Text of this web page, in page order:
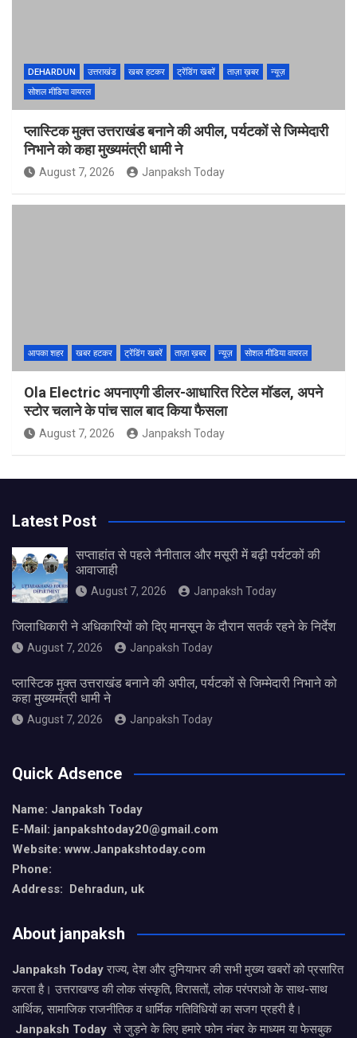
DEHARDUN उत्तराखंड खबर हटकर ट्रेंडिंग खबरें ताज़ा ख़बर
न्यूज़
सोशल मीडिया वायरल
प्लास्टिक मुक्त उत्तराखंड बनाने की अपील, पर्यटकों से जिम्मेदारी
निभाने को कहा मुख्यमंत्री धामी ने
August 7, 2026 Janpaksh Today
आपका शहर खबर हटकर ट्रेंडिंग खबरें ताज़ा ख़बर न्यूज़ सोशल मीडिया वायरल
Ola Electric अपनाएगी डीलर-आधारित रिटेल मॉडल, अपने
स्टोर चलाने के पांच साल बाद किया फैसला
August 7, 2026 Janpaksh Today
Latest Post
सप्ताहांत से पहले नैनीताल और मसूरी में बढ़ी पर्यटकों की
आवाजाही
August 7, 2026 Janpaksh Today
जिलाधिकारी ने अधिकारियों को दिए मानसून के दौरान सतर्क रहने के निर्देश
August 7, 2026 Janpaksh Today
प्लास्टिक मुक्त उत्तराखंड बनाने की अपील, पर्यटकों से जिम्मेदारी निभाने को
कहा मुख्यमंत्री धामी ने
August 7, 2026 Janpaksh Today
Quick Adsence
Name: Janpaksh Today
E-Mail: janpakshtoday20@gmail.com
Website: www.Janpakshtoday.com
Phone:
Address: Dehradun, uk
About janpaksh
Janpaksh Todayराज्य, देश और दुनियाभर की सभी मुख्य खबरों को प्रसारित
करता है। उत्तराखण्ड की लोक संस्कृति, विरासतों, लोक परंपराओ के साथ-साथ
आर्थिक, सामाजिक राजनीतिक व धार्मिक गतिविधियों का सजग प्रहरी है।
Janpaksh Today से जुड़ने के लिए हमारे फोन नंबर के माध्यम या फेसबुक